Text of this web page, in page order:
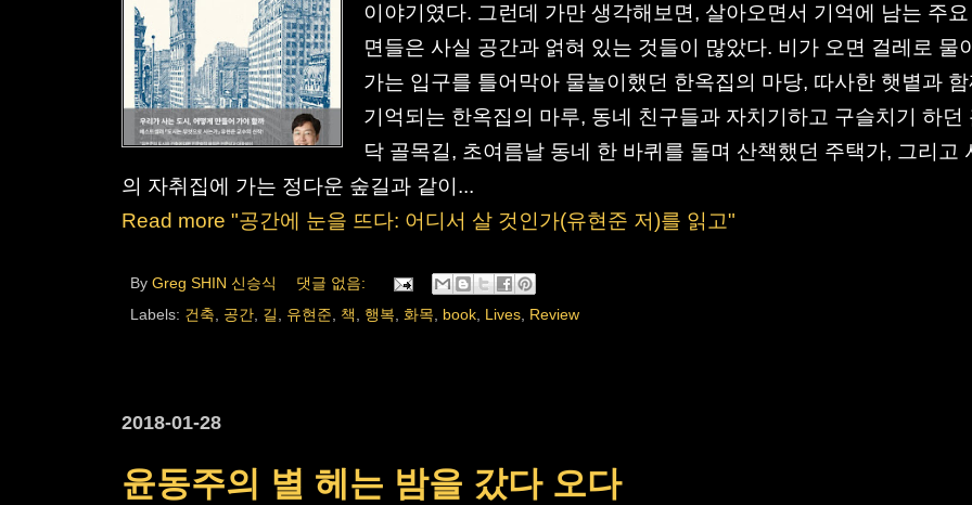
이야기였다. 그런데 가만 생각해보면, 살아오면서 기억에 남는 주
면들은 사실 공간과 얽혀 있는 것들이 많았다. 비가 오면 걸레로 물
가는 입구를 틀어막아 물놀이했던 한옥집의 마당, 따사한 햇볕과 함
기억되는 한옥집의 마루, 동네 친구들과 자치기하고 구슬치기 하던
닥 골목길, 초여름날 동네 한 바퀴를 돌며 산책했던 주택가, 그리고
의 자취집에 가는 정다운 숲길과 같이...
Read more "공간에 눈을 뜨다: 어디서 살 것인가(유현준 저)를 읽고"
By Greg SHIN 신승식
댓글 없음:
Labels: 건축, 공간, 길, 유현준, 책, 행복, 화목, book, Lives, Review
2018-01-28
윤동주의 별 헤는 밤을 갔다 오다